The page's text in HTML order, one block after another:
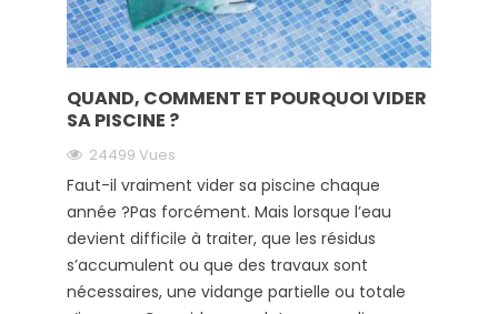
QUAND, COMMENT ET POURQUOI VIDER
SA PISCINE ?
24499 Vues
Faut-il vraiment vider sa piscine chaque
année ?Pas forcément. Mais lorsque l’eau
devient difficile à traiter, que les résidus
s’accumulent ou que des travaux sont
nécessaires, une vidange partielle ou totale